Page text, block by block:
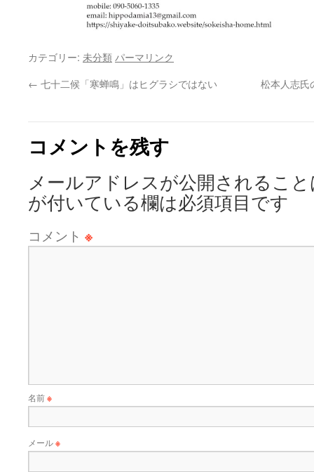
カテゴリー: 未分類パーマリンク
← 七十二候「寒蝉鳴」はヒグラシではない 松本人志氏
コメントを残す
メールアドレスが公開されるこ
が付いている欄は必須項目です
コメント ※
名前※
メール※